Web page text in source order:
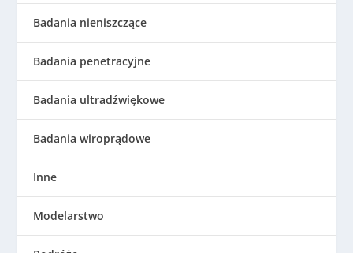
Badania nieniszczące
Badania penetracyjne
Badania ultradźwiękowe
Badania wiroprądowe
Inne
Modelarstwo